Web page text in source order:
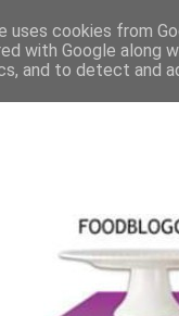
uses cookies from
with Google along
and to detect and